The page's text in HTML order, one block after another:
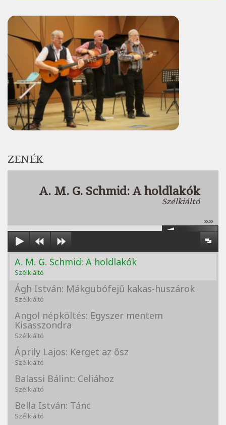
ZENÉK
A. M. G. Schmid: A holdlakók
Szélkiáltó
00:00
A. M. G. Schmid: A holdlakók
Szélkiáltó
Ágh István: Mákgubófejű kakas-huszárok
Szélkiáltó
Angol népköltés: Egyszer mentem
Kisasszondra
Szélkiáltó
Áprily Lajos: Kerget az ősz
Szélkiáltó
Balassi Bálint: Celiához
Szélkiáltó
Bella István: Tánc
Szélkiáltó